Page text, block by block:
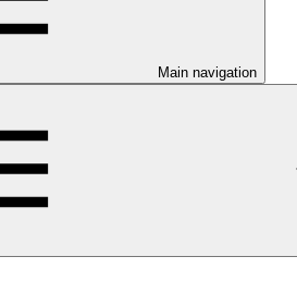
Main navigation